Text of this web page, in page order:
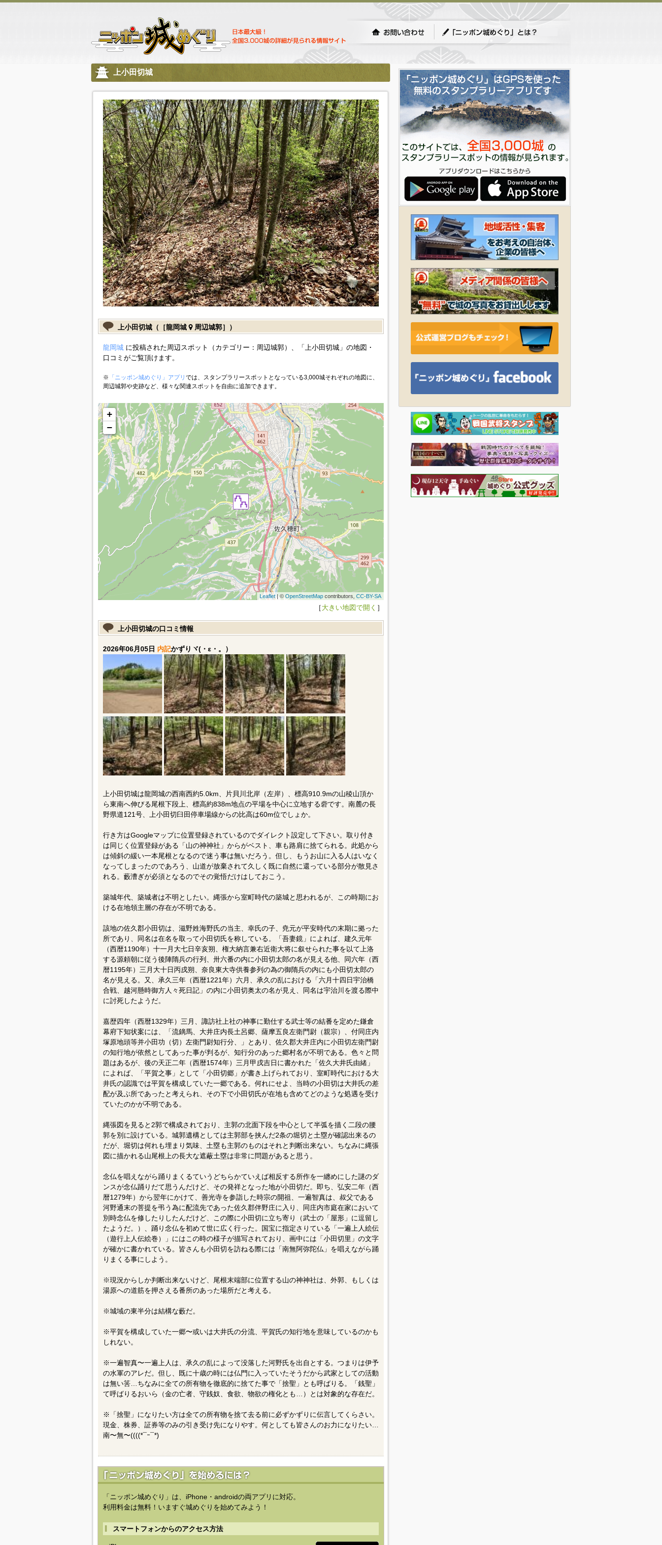
上小田切城
上小田切城（［龍岡城 周辺城郭］）
龍岡城に投稿された周辺スポット（カテゴリー：周辺城郭）、「上小田切城」の地図・
口コミがご覧頂けます。
※ 「ニッポン城めぐり」アプリ では、スタンプラリースポットとなっている3,000城それぞれの地図に、
周辺城郭や史跡など、様々な関連スポットを自由に追加できます。
+
−
Leaflet| © OpenStreetMapcontributors, CC-BY-SA
［大きい地図で開く ］
上小田切城の口コミ情報
2026年06月05日 内記かずりヾ(・ε・。）
上小田切城は龍岡城の西南西約5.0km、片貝川北岸（左岸）、標高910.9mの山稜山頂か
ら東南へ伸びる尾根下段上、標高約838m地点の平場を中心に立地する砦です。南麓の長
野県道121号、上小田切臼田停車場線からの比高は60m位でしょか。
行き方はGoogleマップに位置登録されているのでダイレクト設定して下さい。取り付き
は同じく位置登録がある「山の神神社」からがベスト、車も路肩に捨てられる。此処から
は傾斜の緩い一本尾根となるので迷う事は無いだろう。但し、もうお山に入る人はいなく
なってしまったのであろう、山道が放棄されて久しく既に自然に還っている部分が散見さ
れる。藪漕ぎが必須となるのでその覚悟だけはしておこう。
築城年代、築城者は不明としたい。縄張から室町時代の築城と思われるが、この時期にお
ける在地領主層の存在が不明である。
該地の佐久郡小田切は、滋野姓海野氏の当主、幸氏の子、尭元が平安時代の末期に拠った
所であり、同名は在名を取って小田切氏を称している。「吾妻鏡」によれば、建久元年
（西暦1190年）十一月大七日辛亥朔、権大納言兼右近衛大将に叙せられた事を以て上洛
する源頼朝に従う後陣隋兵の行列、卅六番の内に小田切太郎の名が見える他、同六年（西
暦1195年）三月大十日丙戌朔、奈良東大寺供養参列の為の御隋兵の内にも小田切太郎の
名が見える。又、承久三年（西暦1221年）六月、承久の乱における「六月十四日宇治橋
合戦、越河懸時御方人々死日記」の内に小田切奥太の名が見え、同名は宇治川を渡る際中
に討死したようだ。
嘉歴四年（西暦1329年）三月、諏訪社上社の神事に勤仕する武士等の結番を定めた鎌倉
幕府下知状案には、「流鏑馬、大井庄内長土呂郷、薩摩五良左衛門尉（親宗）、付同庄内
塚原地頭等并小田功（切）左衛門尉知行分、」とあり、佐久郡大井庄内に小田切左衛門尉
の知行地が依然としてあった事が判るが、知行分のあった郷村名が不明である。色々と問
題はあるが、後の天正二年（西暦1574年）三月甲戌吉日に書かれた「佐久大井氏由緒」
によれば、「平賀之事」として「小田切郷」が書き上げられており、室町時代における大
井氏の認識では平賀を構成していた一郷である。何れにせよ、当時の小田切は大井氏の差
配が及ぶ所であったと考えられ、その下で小田切氏が在地も含めてどのような処遇を受け
ていたのかが不明である。
縄張図を見ると2郭で構成されており、主郭の北面下段を中心として半弧を描く二段の腰
郭を別に設けている。城郭遺構としては主郭部を挟んだ2条の堀切と土塁が確認出来るの
だが、堀切は何れも埋まり気味、土塁も主郭のものはそれと判断出来ない。ちなみに縄張
図に描かれる山尾根上の長大な遮蔽土塁は非常に問題があると思う。
念仏を唱えながら踊りまくるていうどちらかていえば相反する所作を一纏めにした謎のダ
ンスが念仏踊りだて思うんだけど、その発祥となった地が小田切だ。即ち、弘安二年（西
暦1279年）から翌年にかけて、善光寺を参詣した時宗の開祖、一遍智真は、叔父である
河野通末の菩提を弔う為に配流先であった佐久郡伴野庄に入り、同庄内市庭在家において
別時念仏を修したりしたんだけど、この際に小田切に立ち寄り（武士の「屋形」に逗留し
たようだ。）、踊り念仏を初めて世に広く行った。国宝に指定さりている「一遍上人絵伝
（遊行上人伝絵巻）」にはこの時の様子が描写されており、画中には「小田切里」の文字
が確かに書かれている。皆さんも小田切を訪ねる際には「南無阿弥陀仏」を唱えながら踊
りまくる事にしよう。
※現況からしか判断出来ないけど、尾根末端部に位置する山の神神社は、外郭、もしくは
湯原への道筋を押さえる番所のあった場所だと考える。
※城域の東半分は結構な藪だ。
※平賀を構成していた一郷〜或いは大井氏の分流、平賀氏の知行地を意味しているのかも
しれない。
※一遍智真〜一遍上人は、承久の乱によって没落した河野氏を出自とする。つまりは伊予
の水軍のアレだ。但し、既に十歳の時には仏門に入っていたそうだから武家としての活動
は無い筈…ちなみに全ての所有物を徹底的に捨てた事で「捨聖」とも呼ばりる。「銭聖」
て呼ばりるおいら（金の亡者、守銭奴、食欲、物欲の権化とも…）とは対象的な存在だ。
※「捨聖」になりたい方は全ての所有物を捨て去る前に必ずかずりに伝言してくらさい。
現金、株券、証券等のみの引き受け先になりやす。何としても皆さんのお力になりたい…
南〜無〜((((*¯ｰ¯*)
「ニッポン城めぐり」は、iPhone・androidの両アプリに対応。
利用料金は無料！いますぐ城めぐりを始めてみよう！
スマートフォンからのアクセス方法